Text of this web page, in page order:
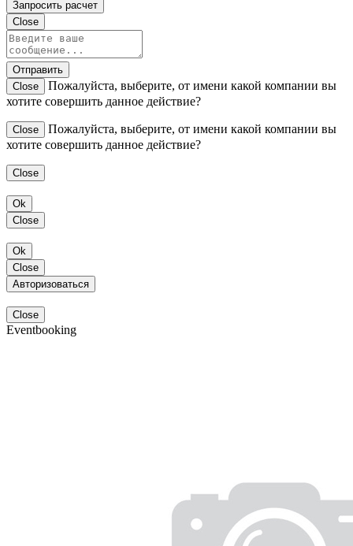
Запросить расчет
Close
Отправить
Close
Пожалуйста, выберите, от имени какой компании вы
хотите совершить данное действие?
Close
Пожалуйста, выберите, от имени какой компании вы
хотите совершить данное действие?
Close
Ok
Close
Ok
Close
Авторизоваться
Close
Eventbooking